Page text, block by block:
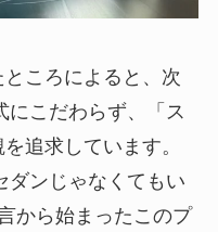
ころによると、次
こだわらず、「ス
追求しています。
ダンじゃなくてもい
から始まったこのプ